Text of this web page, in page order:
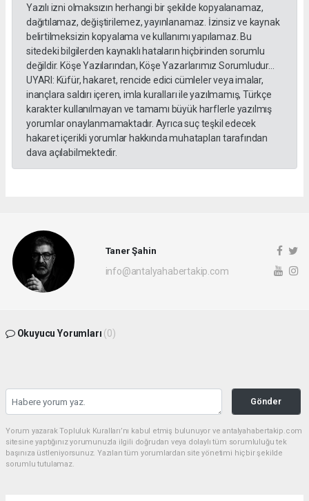
Yazılı izni olmaksızın herhangi bir şekilde kopyalanamaz,
dağıtılamaz, değiştirilemez, yayınlanamaz. İzinsiz ve kaynak
belirtilmeksizin kopyalama ve kullanımı yapılamaz. Bu
sitedeki bilgilerden kaynaklı hataların hiçbirinden sorumlu
değildir. Köşe Yazılarından, Köşe Yazarlarımız Sorumludur...
UYARI: Küfür, hakaret, rencide edici cümleler veya imalar,
inançlara saldırı içeren, imla kuralları ile yazılmamış, Türkçe
karakter kullanılmayan ve tamamı büyük harflerle yazılmış
yorumlar onaylanmamaktadır. Ayrıca suç teşkil edecek
hakaret içerikli yorumlar hakkında muhatapları tarafından
dava açılabilmektedir.
Taner Şahin
info@antalyahabertakip.com
Okuyucu Yorumları (0)
Gönder
Yorum yazarak Topluluk Kuralları’nı kabul etmiş bulunuyor ve antalyahabertakip.com
sitesine yaptığınız yorumunuzla ilgili doğrudan veya dolaylı tüm sorumluluğu tek
başınıza üstleniyorsunuz. Yazılan tüm yorumlardan site yönetimi hiçbir şekilde
sorumlu tutulamaz.